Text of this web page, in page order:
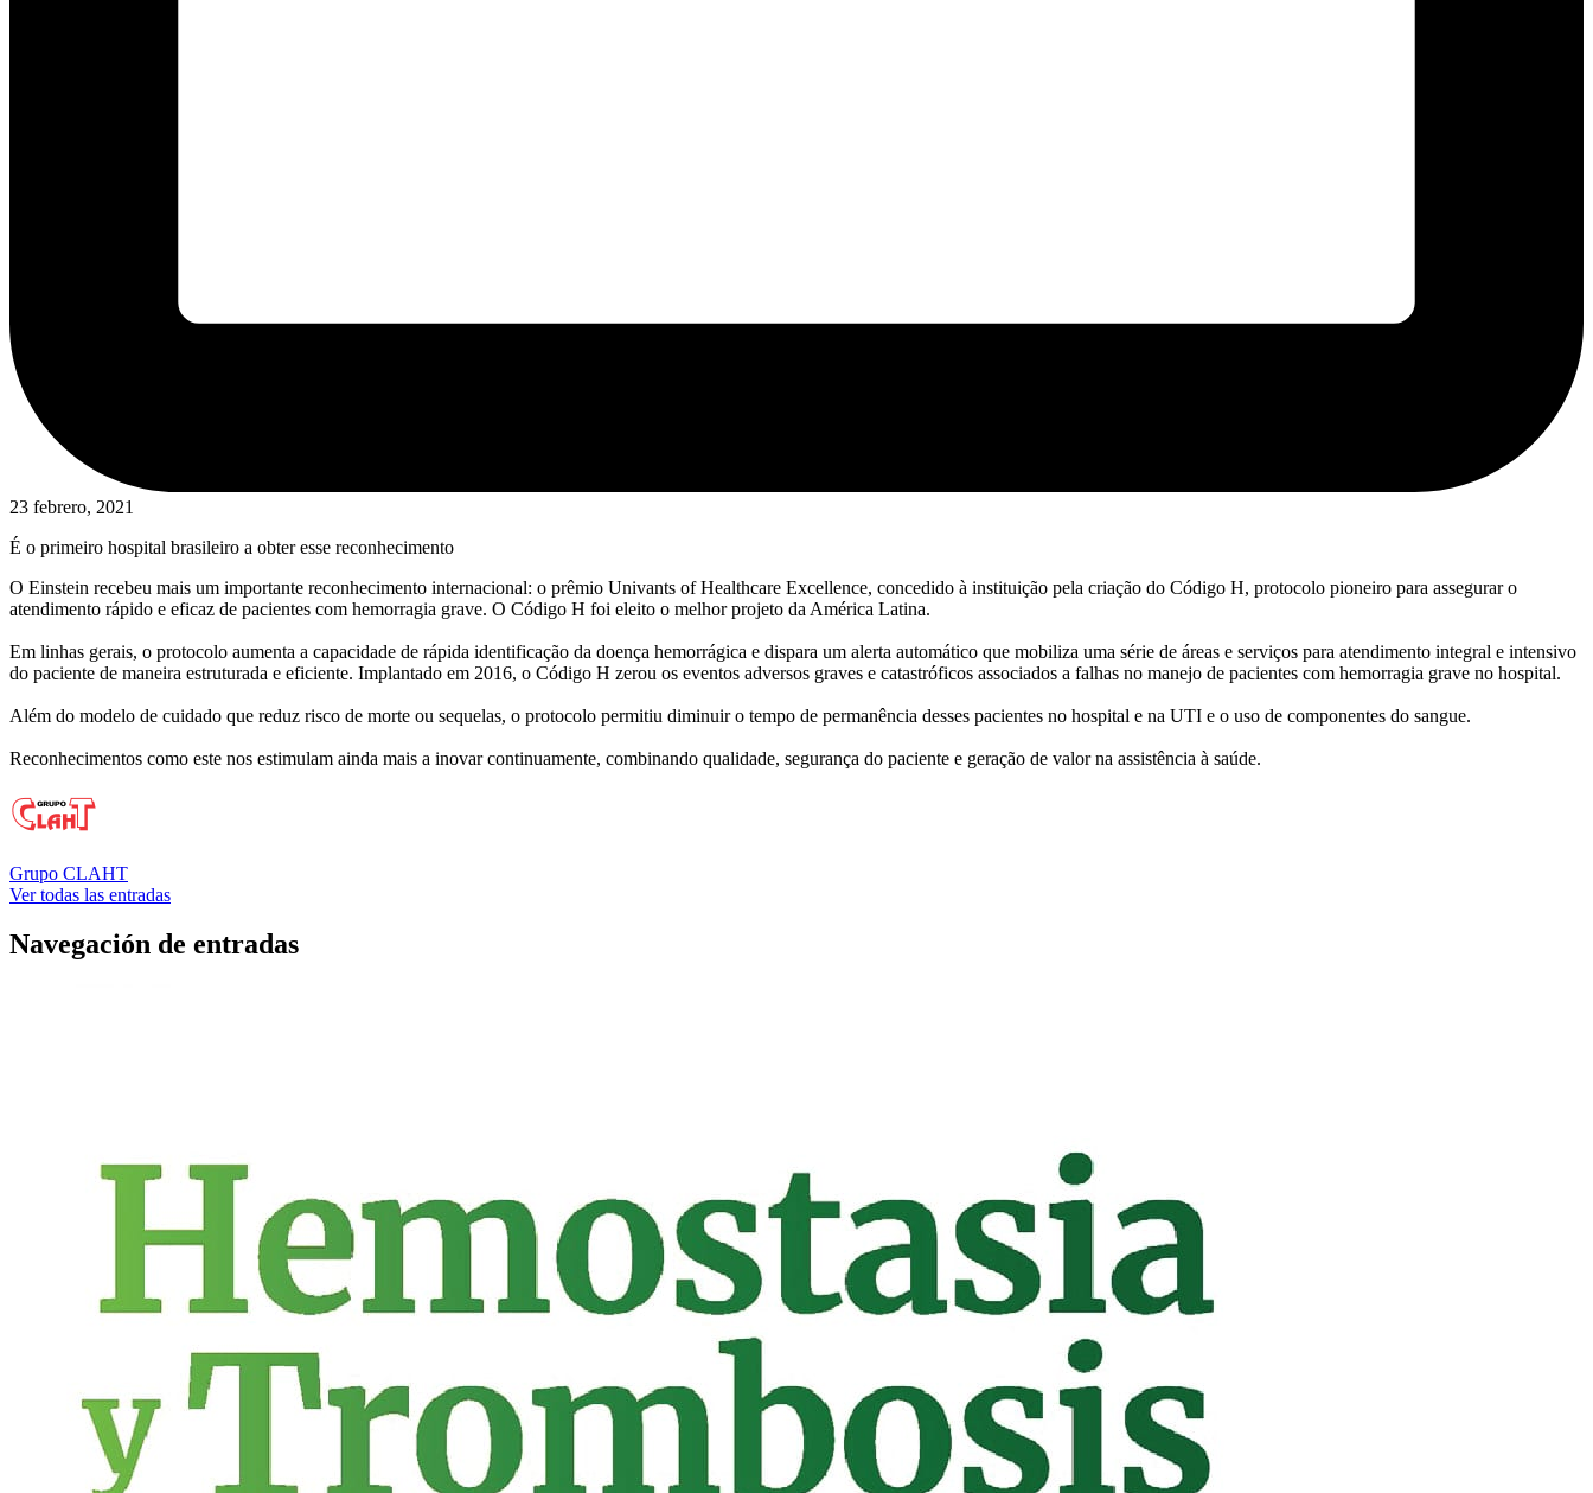
23 febrero, 2021
É o primeiro hospital brasileiro a obter esse reconhecimento
O Einstein recebeu mais um importante reconhecimento internacional: o prêmio Univants of Healthcare Excellence, concedido à instituição pela criação do Código H, protocolo pioneiro para assegurar o
atendimento rápido e eficaz de pacientes com hemorragia grave. O Código H foi eleito o melhor projeto da América Latina.
Em linhas gerais, o protocolo aumenta a capacidade de rápida identificação da doença hemorrágica e dispara um alerta automático que mobiliza uma série de áreas e serviços para atendimento integral e intensivo
do paciente de maneira estruturada e eficiente. Implantado em 2016, o Código H zerou os eventos adversos graves e catastróficos associados a falhas no manejo de pacientes com hemorragia grave no hospital.
Além do modelo de cuidado que reduz risco de morte ou sequelas, o protocolo permitiu diminuir o tempo de permanência desses pacientes no hospital e na UTI e o uso de componentes do sangue.
Reconhecimentos como este nos estimulam ainda mais a inovar continuamente, combinando qualidade, segurança do paciente e geração de valor na assistência à saúde.
Grupo CLAHT
Ver todas las entradas
Navegación de entradas